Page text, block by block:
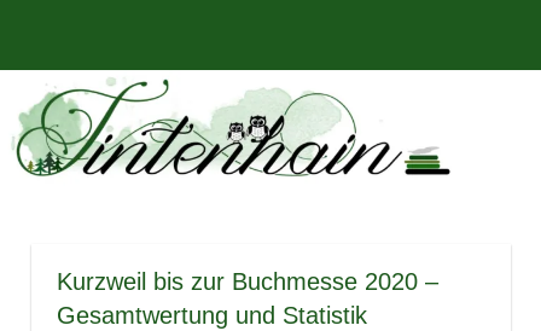
springen
Tintenhain
–
Der
Rezensionen
und
mehr
Kurzweil bis zur Buchmesse 2020 –
Gesamtwertung und Statistik